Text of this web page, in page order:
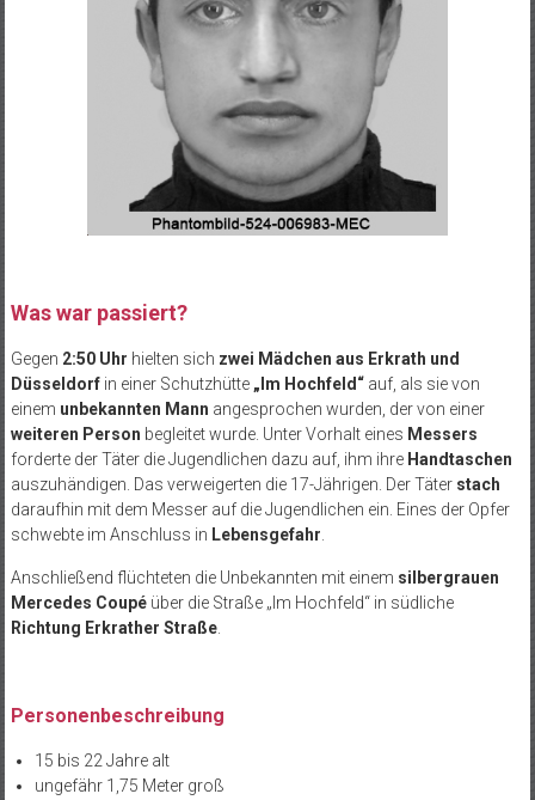
Was war passiert?
Gegen 2:50 Uhr hielten sich zwei Mädchen aus Erkrath und
Düsseldorfin einer Schutzhütte „Im Hochfeld“auf, als sie von
einem unbekannten Mann angesprochen wurden, der von einer
weiteren Person begleitet wurde. Unter Vorhalt eines Messers
forderte der Täter die Jugendlichen dazu auf, ihm ihre Handtaschen
auszuhändigen. Das verweigerten die 17-Jährigen. Der Täter stach
daraufhin mit dem Messer auf die Jugendlichen ein. Eines der Opfer
schwebte im Anschluss in Lebensgefahr.
Anschließend flüchteten die Unbekannten mit einem silbergrauen
Mercedes Coupéüber die Straße „Im Hochfeld“ in südliche
Richtung Erkrather Straße.
Personenbeschreibung
15 bis 22 Jahre alt
ungefähr 1,75 Meter groß